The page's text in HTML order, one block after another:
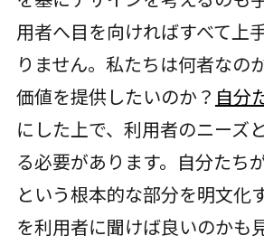
用者へ目を向ければすべて上
りません。私たちは何者なの
価値を提供したいのか？ 自分
にした上で、利用者のニーズ
る必要があります。自分たち
という根本的な部分を明文化
を利用者に聞けば良いのかも